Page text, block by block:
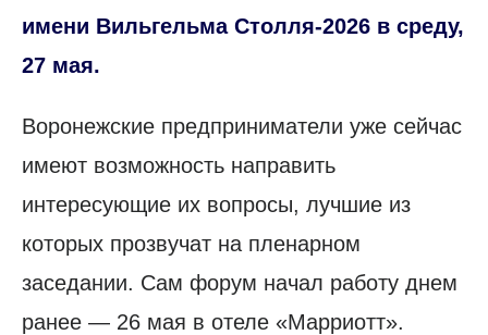
имени Вильгельма Столля-2026 в среду,
27 мая.
Воронежские предприниматели уже сейчас
имеют возможность направить
интересующие их вопросы, лучшие из
которых прозвучат на пленарном
заседании. Сам форум начал работу днем
ранее — 26 мая в отеле «Марриотт».